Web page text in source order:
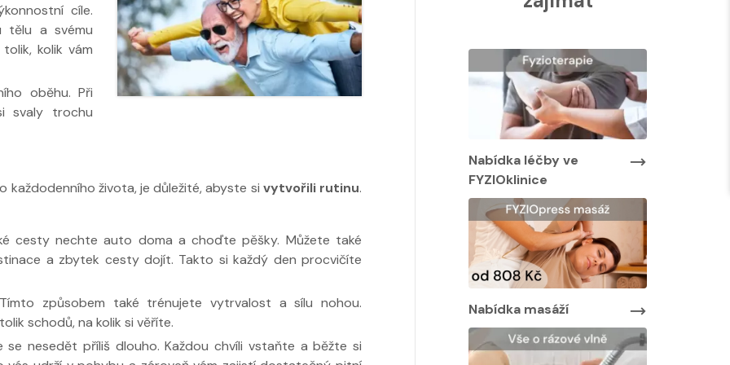
cíle.
tělu a svému
kolik vám
oběhu. Při
svaly trochu
života, je důležité, abyste si vytvořili rutinu.
cesty nechte auto doma a choďte pěšky. Můžete také
a zbytek cesty dojít. Takto si každý den procvičíte
způsobem také trénujete vytrvalost a sílu nohou.
schodů, na kolik si věříte.
se nesedět příliš dlouho. Každou chvíli vstaňte a běžte si
FYZIOklinice
FYZIOklinice
Nabídka léčby ve
Nabídka masáží
Nabídka masáží
Nabídka masáží